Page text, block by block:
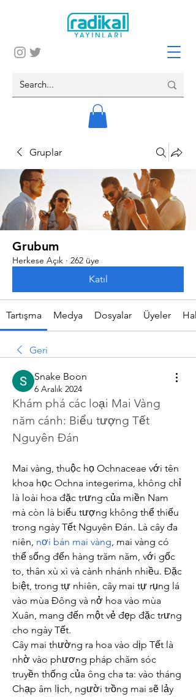
Gruplar
Grubum
Herkese Açık · 262 üye
Katıl
Tartışma Medya Dosyalar Üyeler
Geri
Snake Boon
6 Aralık 2024
Khám phá các loại Mai Vàng
năm cánh: Biểu tượng Tết
Nguyên Đán
Mai vàng, thuộc họ Ochnaceae với tên
khoa học Ochna integerima, không chỉ
là loài hoa đặc trưng của miền Nam
mà còn là biểu tượng không thể thiếu
trong ngày Tết Nguyên Đán. Là cây đa
niên, nơi bán mai vàng, mai vàng có
thể sống đến hàng trăm năm, với gốc
to, thân xù xì và cành nhánh nhiều. Đặc
biệt, trong tự nhiên, cây mai tự rụng lá
vào mùa Đông và nở hoa vào mùa
Xuân, mang đến một vẻ đẹp đặc trưng
cho ngày Tết.
Cây mai thường ra hoa vào dịp Tết là
nhờ vào phương pháp chăm sóc
truyền thống của ông cha ta: vào tháng
Chạp âm lịch, người trồng mai sẽ lảy